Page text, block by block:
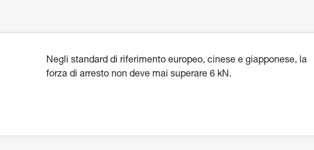
Negli standard di riferimento europeo, cinese e giapponese, la
forza di arresto non deve mai superare 6 kN.